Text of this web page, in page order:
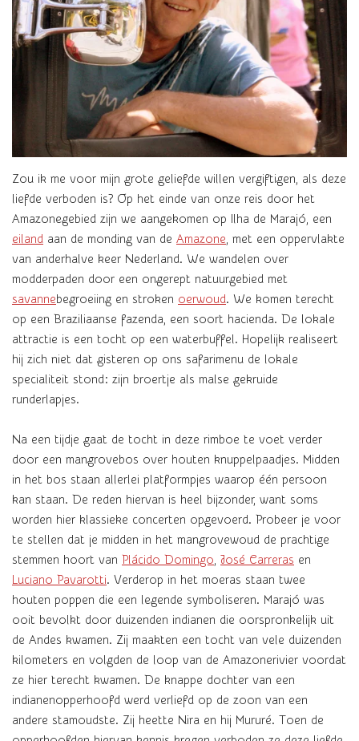
Zou ik me voor mijn grote geliefde willen vergiftigen, als deze
liefde verboden is? Op het einde van onze reis door het
Amazonegebied zijn we aangekomen op Ilha de Marajó, een
eiland aan de monding van de Amazone, met een oppervlakte
van anderhalve keer Nederland. We wandelen over
modderpaden door een ongerept natuurgebied met
savannebegroeiing en stroken oerwoud. We komen terecht
op een Braziliaanse fazenda, een soort hacienda. De lokale
attractie is een tocht op een waterbuffel. Hopelijk realiseert
hij zich niet dat gisteren op ons safarimenu de lokale
specialiteit stond: zijn broertje als malse gekruide
runderlapjes.
Na een tijdje gaat de tocht in deze rimboe te voet verder
door een mangrovebos over houten knuppelpaadjes. Midden
in het bos staan allerlei platformpjes waarop één persoon
kan staan. De reden hiervan is heel bijzonder, want soms
worden hier klassieke concerten opgevoerd. Probeer je voor
te stellen dat je midden in het mangrovewoud de prachtige
stemmen hoort van Plácido Domingo, José Carreras en
Luciano Pavarotti. Verderop in het moeras staan twee
houten poppen die een legende symboliseren. Marajó was
ooit bevolkt door duizenden indianen die oorspronkelijk uit
de Andes kwamen. Zij maakten een tocht van vele duizenden
kilometers en volgden de loop van de Amazonerivier voordat
ze hier terecht kwamen. De knappe dochter van een
indianenopperhoofd werd verliefd op de zoon van een
andere stamoudste. Zij heette Nira en hij Mururé. Toen de